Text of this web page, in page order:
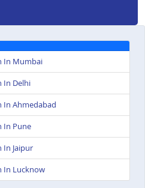
In Mumbai
In Delhi
In Ahmedabad
In Pune
In Jaipur
In Lucknow